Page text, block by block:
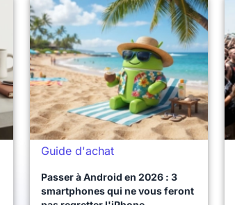
Guide d'achat
Passer à Android en 2026 : 3
smartphones qui ne vous feront